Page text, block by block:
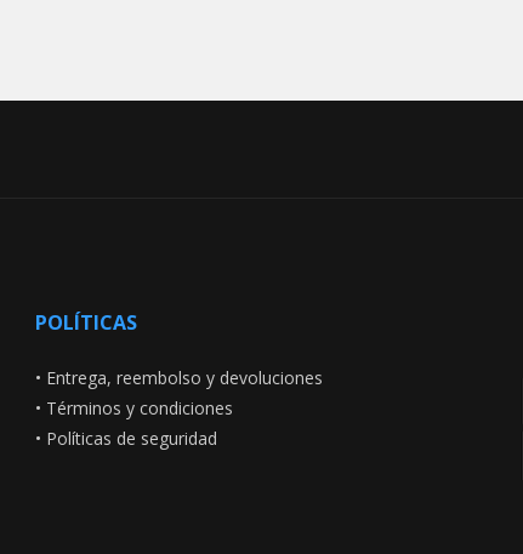
POLÍTICAS
• Entrega, reembolso y devoluciones
• Términos y condiciones
• Políticas de seguridad